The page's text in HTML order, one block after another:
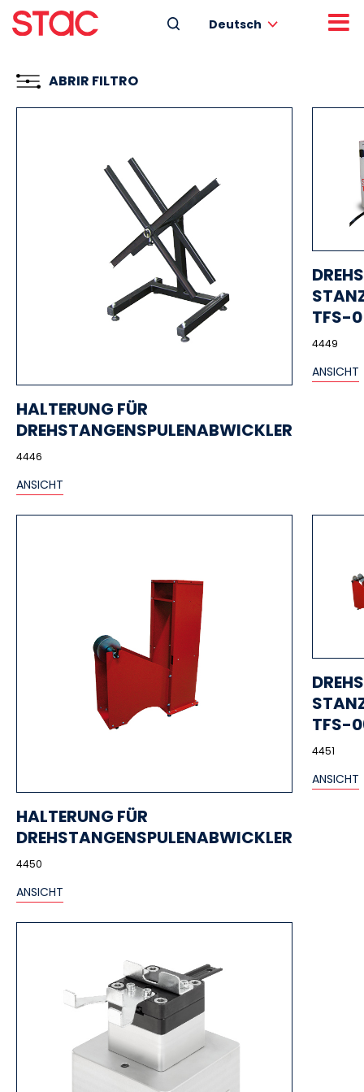
Deutsch
ABRIR FILTRO
HALTERUNG FÜR
DREHSTANGENSPULENABWICKLER
4446
ANSICHT
TFS-
4449
ANSICHT
HALTERUNG FÜR
DREHSTANGENSPULENABWICKLER
4450
ANSICHT
TFS-
4451
ANSICHT